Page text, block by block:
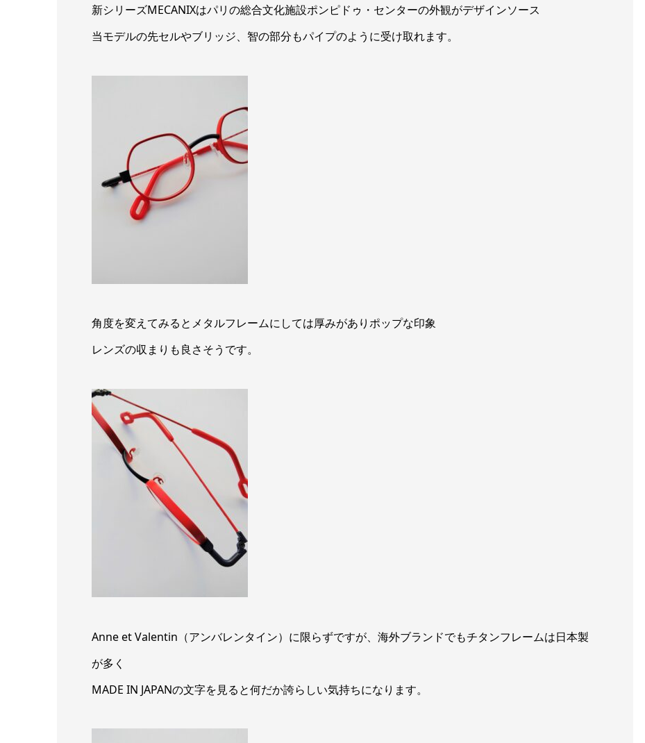
新シリーズMECANIXはパリの総合文化施設ポンピドゥ・センターの外観がデザインソース
当モデルの先セルやブリッジ、智の部分もパイプのように受け取れます。
角度を変えてみるとメタルフレームにしては厚みがありポップな印象
レンズの収まりも良さそうです。
Anne et Valentin（アンバレンタイン）に限らずですが、海外ブランドでもチタンフレームは日本製
が多く
MADE IN JAPANの文字を見ると何だか誇らしい気持ちになります。